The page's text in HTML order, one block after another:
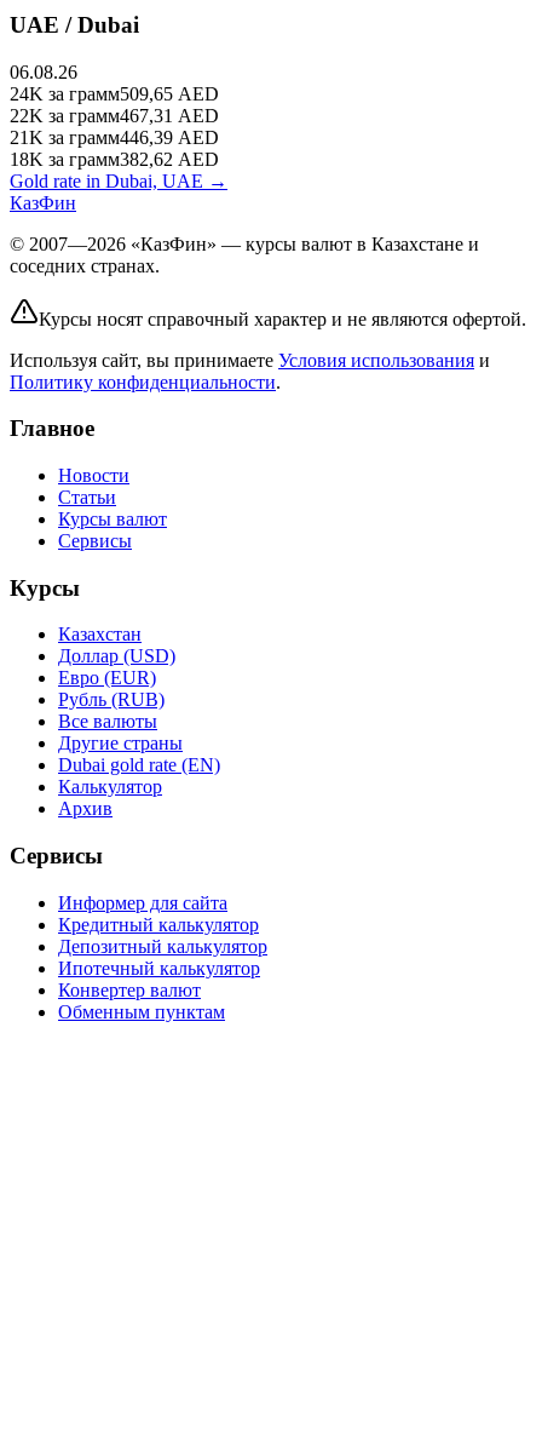
UAE / Dubai
06.08.26
24K за грамм509,65 AED
22K за грамм467,31 AED
21K за грамм446,39 AED
18K за грамм382,62 AED
Gold rate in Dubai, UAE →
КазФин
© 2007—2026 «КазФин» — курсы валют в Казахстане и
соседних странах.
Курсы носят справочный характер и не являются офертой.
Используя сайт, вы принимаете Условия использования и
Политику конфиденциальности.
Главное
Новости
Статьи
Курсы валют
Сервисы
Курсы
Казахстан
Доллар (USD)
Евро (EUR)
Рубль (RUB)
Все валюты
Другие страны
Dubai gold rate (EN)
Калькулятор
Архив
Сервисы
Информер для сайта
Кредитный калькулятор
Депозитный калькулятор
Ипотечный калькулятор
Конвертер валют
Обменным пунктам